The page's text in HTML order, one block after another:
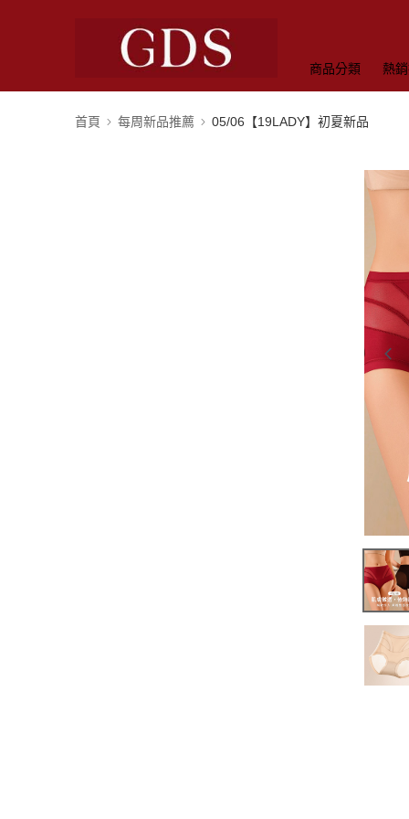
商品分類 熱
首頁 每周新品推薦 05/06【19LADY】初夏新品